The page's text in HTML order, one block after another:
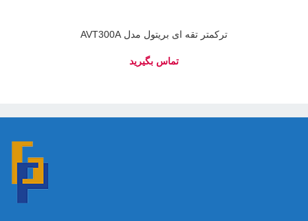
ترکمتر تقه ای بریتول مدل AVT300A